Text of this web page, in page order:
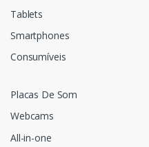
Tablets
Smartphones
Consumíveis
Placas De Som
Webcams
All-in-one